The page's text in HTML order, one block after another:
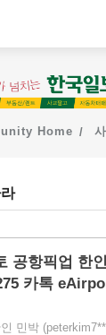
Home
공항픽업 한
카톡
민박